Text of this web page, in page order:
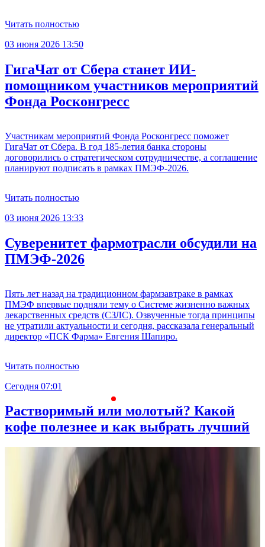
Читать полностью
03 июня 2026 13:50
ГигаЧат от Сбера станет ИИ-
помощником участников мероприятий
Фонда Росконгресс
Участникам мероприятий Фонда Росконгресс поможет
ГигаЧат от Сбера. В год 185-летия банка стороны
договорились о стратегическом сотрудничестве, а соглашение
планируют подписать в рамках ПМЭФ-2026.
Читать полностью
03 июня 2026 13:33
Суверенитет фармотрасли обсудили на
ПМЭФ-2026
Пять лет назад на традиционном фармзавтраке в рамках
ПМЭФ впервые подняли тему о Системе жизненно важных
лекарственных средств (СЗЛС). Озвученные тогда принципы
не утратили актуальности и сегодня, рассказала генеральный
директор «ПСК Фарма» Евгения Шапиро.
Читать полностью
Сегодня 07:01
Растворимый или молотый? Какой
кофе полезнее и как выбрать лучший